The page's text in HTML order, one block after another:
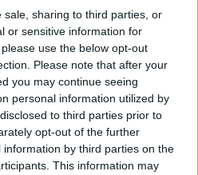
sale, sharing to third parties, or
or sensitive information for
use the below opt-out
Please note that after your
you may continue seeing
personal information utilized by
to third parties prior to
opt-out of the further
by third parties on the
This information may
επιλογές που ξεχωρίζουν για
εξαιρετική τους ποιότητα.